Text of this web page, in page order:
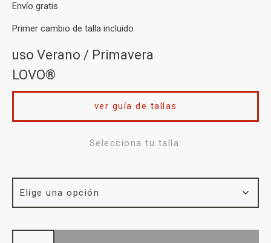
Envío gratis
Primer cambio de talla incluido
uso Verano / Primavera
LOVO®
Selecciona tu talla:
ver guía de tallas